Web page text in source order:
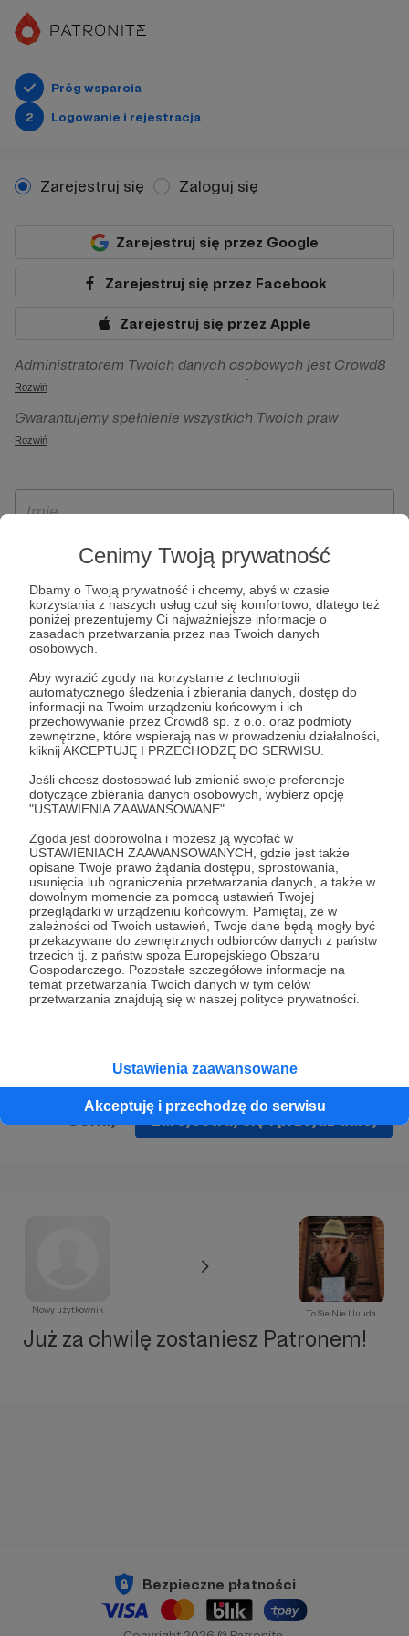
Cenimy Twoją prywatność
Dbamy o Twoją prywatność i chcemy, abyś w czasie
korzystania z naszych usług czuł się komfortowo, dlatego też
poniżej prezentujemy Ci najważniejsze informacje o
zasadach przetwarzania przez nas Twoich danych
osobowych.
Aby wyrazić zgody na korzystanie z technologii
automatycznego śledzenia i zbierania danych, dostęp do
informacji na Twoim urządzeniu końcowym i ich
przechowywanie przez Crowd8 sp. z o.o. oraz podmioty
zewnętrzne, które wspierają nas w prowadzeniu działalności,
kliknij AKCEPTUJĘ I PRZECHODZĘ DO SERWISU.
Jeśli chcesz dostosować lub zmienić swoje preferencje
dotyczące zbierania danych osobowych, wybierz opcję
"USTAWIENIA ZAAWANSOWANE".
Zgoda jest dobrowolna i możesz ją wycofać w
USTAWIENIACH ZAAWANSOWANYCH, gdzie jest także
opisane Twoje prawo żądania dostępu, sprostowania,
usunięcia lub ograniczenia przetwarzania danych, a także w
dowolnym momencie za pomocą ustawień Twojej
przeglądarki w urządzeniu końcowym. Pamiętaj, że w
zależności od Twoich ustawień, Twoje dane będą mogły być
przekazywane do zewnętrznych odbiorców danych z państw
trzecich tj. z państw spoza Europejskiego Obszaru
Gospodarczego. Pozostałe szczegółowe informacje na
temat przetwarzania Twoich danych w tym celów
przetwarzania znajdują się w naszej polityce prywatności.
Ustawienia zaawansowane
Akceptuję i przechodzę do serwisu
Próg wsparcia
2
Logowanie i rejestracja
Zarejestruj się Zaloguj się
Zarejestruj się przez Google
Zarejestruj się przez Facebook
Zarejestruj się przez Apple
Administratorem Twoich danych osobowych jest Crowd8
sp. z o.o. z siedziba w Warszawie, ul. Żwirki i Wigury 16, 02-
092 Warszawa. Twoje dane osobowe będą przetwarzane w
szczególności w celu wykonania umowy zawartej z Tobą, w
Patronite.pl, w tym możliwości dokonywania oraz
otrzymywania wsparcia na naszej platformie oraz
Rozwiń
Gwarantujemy spełnienie wszystkich Twoich praw
wynikających z ogólnego rozporządzenia o ochronie
ich przenoszenia, niepodlegania zautomatyzowanemu
wyrażenia sprzeciwu wobec przetwarzania Twoich danych
osobowych. Rejestracja dla osób niepełnoletnich możliwa
jest po przekazaniu podpisanego formularza "Zgodna na
założenie konta przez osobę niepełnoletnią", formularz
dostępny jest na stronie regulaminu Patronite.pl.
Rozwiń
* Zapoznałem się i akceptujęRegulaminserwisu oraz
* Wyrażam zgodę na przetwarzanie moich danych
osobowych podanych w formularzu rejestracyjnym w celu
prawidłowego świadczenia usług serwisu Patronite.
Wyrażam zgodę na otrzymywanie drogą elektroniczną
informacji handlowych - newslettera. Opcja ta może zostać
zmieniona w ustawieniach konta.
Zarejestruj się i przejdź dalej
Nowy użytkownik To Sie Nie Uuuda
Już za chwilę zostaniesz Patronem!
Bezpieczne płatności